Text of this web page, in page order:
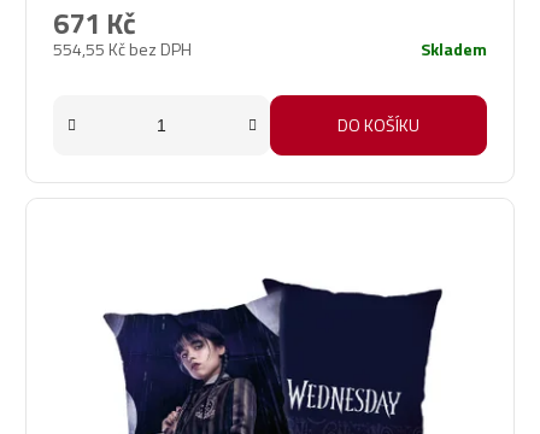
554,55 Kč bez DPH
671 Kč
Skladem
DO KOŠÍKU